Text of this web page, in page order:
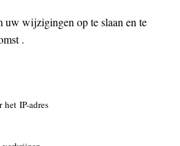
wijzigingen op te slaan en te
.
IP-adres